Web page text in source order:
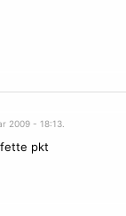
2009 - 18:13.
fette pkt